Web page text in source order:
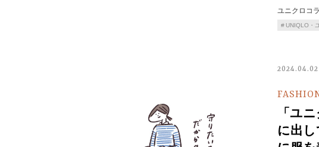
ユニクロコ
UNIQLO・
2024.04.02
「ユ
に出